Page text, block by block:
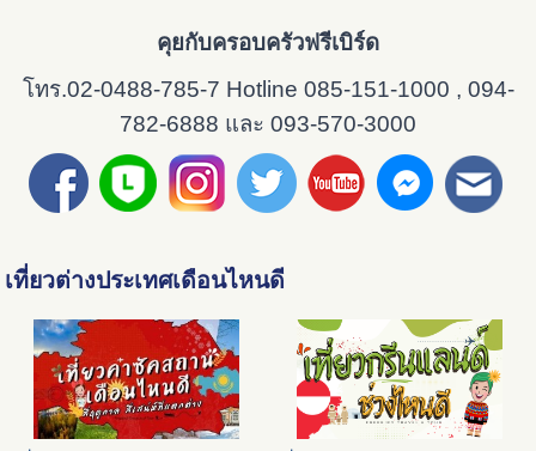
คุยกับครอบครัวฟรีเบิร์ด
โทร.02-0488-785-7 Hotline 085-151-1000 , 094-
782-6888 และ 093-570-3000
เที่ยวต่างประเทศเดือนไหนดี